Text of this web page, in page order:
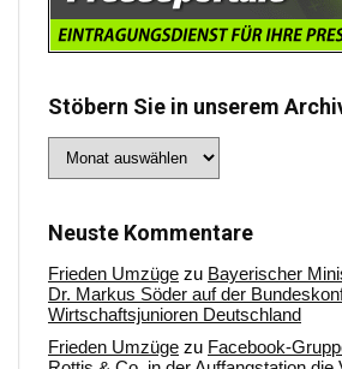
Stöbern Sie in unserem
Sie
Archiv
Neuste Kommentare
Frieden Umzüge zu Bayerischer
Dr. Markus Söder auf der
Wirtschaftsjunioren Deutschland
Frieden Umzüge zu Facebook-